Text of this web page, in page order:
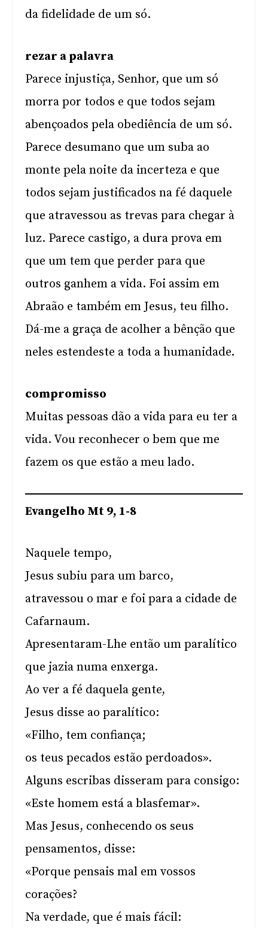
da fidelidade de um só.
rezar a palavra
Parece injustiça, Senhor, que um só
morra por todos e que todos sejam
abençoados pela obediência de um só.
Parece desumano que um suba ao
monte pela noite da incerteza e que
todos sejam justificados na fé daquele
que atravessou as trevas para chegar à
luz. Parece castigo, a dura prova em
que um tem que perder para que
outros ganhem a vida. Foi assim em
Abraão e também em Jesus, teu filho.
Dá-me a graça de acolher a bênção que
neles estendeste a toda a humanidade.
compromisso
Muitas pessoas dão a vida para eu ter a
vida. Vou reconhecer o bem que me
fazem os que estão a meu lado.
Evangelho Mt 9, 1-8
Naquele tempo,
Jesus subiu para um barco,
atravessou o mar e foi para a cidade de
Cafarnaum.
Apresentaram-Lhe então um paralítico
que jazia numa enxerga.
Ao ver a fé daquela gente,
Jesus disse ao paralítico:
«Filho, tem confiança;
os teus pecados estão perdoados».
Alguns escribas disseram para consigo:
«Este homem está a blasfemar».
Mas Jesus, conhecendo os seus
pensamentos, disse:
«Porque pensais mal em vossos
corações?
Na verdade, que é mais fácil: